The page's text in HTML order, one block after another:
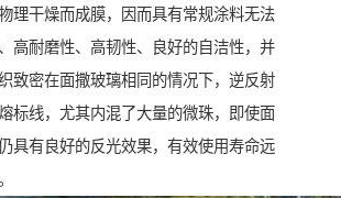
理干燥而成膜，因而具有常规涂料无法
高耐磨性、高韧性、良好的自洁性，并
致密在面撒玻璃相同的情况下，逆反射
标线，尤其内混了大量的微珠，即使面
具有良好的反光效果，有效使用寿命远